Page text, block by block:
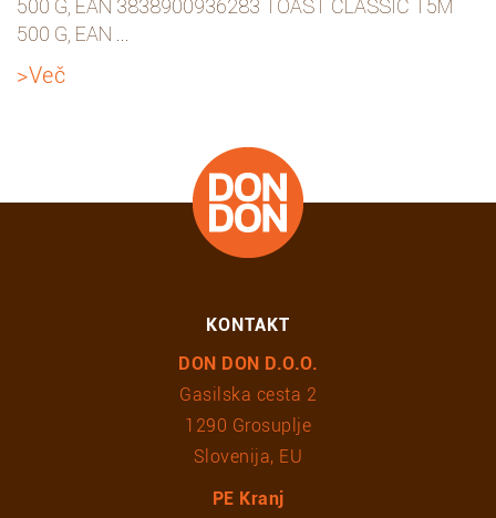
500 G, EAN 3838900936283 TOAST CLASSIC T5M
500 G, EAN ...
>Več
KONTAKT
DON DON D.O.O.
Gasilska cesta 2
1290 Grosuplje
Slovenija, EU
PE Kranj